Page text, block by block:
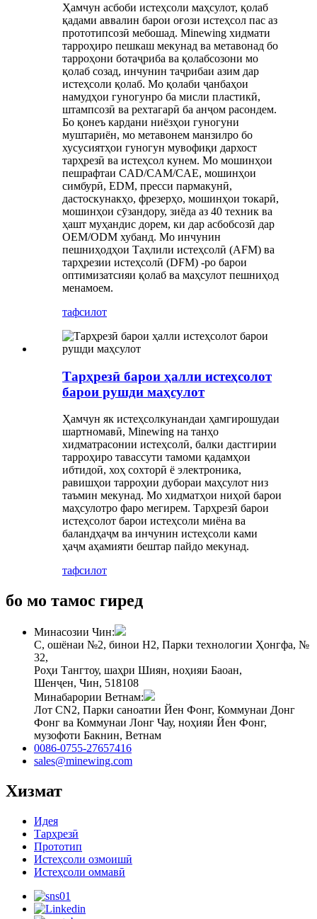
Ҳамчун асбоби истеҳсоли маҳсулот, қолаб
қадами аввалин барои оғози истеҳсол пас аз
прототипсозӣ мебошад. Minewing хидмати
тарроҳиро пешкаш мекунад ва метавонад бо
тарроҳони ботаҷриба ва қолабсозони мо
қолаб созад, инчунин таҷрибаи азим дар
истеҳсоли қолаб. Мо қолаби ҷанбаҳои
намудҳои гуногунро ба мисли пластикӣ,
штампсозӣ ва рехтагарӣ ба анҷом расондем.
Бо қонеъ кардани ниёзҳои гуногуни
муштариён, мо метавонем манзилро бо
хусусиятҳои гуногун мувофиқи дархост
тарҳрезӣ ва истеҳсол кунем. Мо мошинҳои
пешрафтаи CAD/CAM/CAE, мошинҳои
симбурӣ, EDM, пресси пармакунӣ,
дастоскунакҳо, фрезерҳо, мошинҳои токарӣ,
мошинҳои сӯзандору, зиёда аз 40 техник ва
ҳашт муҳандис дорем, ки дар асбобсозӣ дар
OEM/ODM хубанд. Мо инчунин
пешниҳодҳои Таҳлили истеҳсолӣ (AFM) ва
тарҳрезии истеҳсолӣ (DFM) -ро барои
оптимизатсияи қолаб ва маҳсулот пешниҳод
менамоем.
тафсилот
Тарҳрезӣ барои ҳалли истеҳсолот
барои рушди маҳсулот
Ҳамчун як истеҳсолкунандаи ҳамгирошудаи
шартномавӣ, Minewing на танҳо
хидматрасонии истеҳсолӣ, балки дастгирии
тарроҳиро тавассути тамоми қадамҳои
ибтидоӣ, хоҳ сохторӣ ё электроника,
равишҳои тарроҳии дубораи маҳсулот низ
таъмин мекунад. Мо хидматҳои ниҳоӣ барои
маҳсулотро фаро мегирем. Тарҳрезӣ барои
истеҳсолот барои истеҳсоли миёна ва
баландҳаҷм ва инчунин истеҳсоли ками
ҳаҷм аҳамияти бештар пайдо мекунад.
тафсилот
бо мо тамос гиред
Минасозии Чин:
C, ошёнаи №2, бинои H2, Парки технологии Ҳонгфа, №
32,
Роҳи Тангтоу, шаҳри Шиян, ноҳияи Баоан,
Шенҷен, Чин, 518108
Минабарории Ветнам:
Лот CN2, Парки саноатии Йен Фонг, Коммунаи Донг
Фонг ва Коммунаи Лонг Чау, ноҳияи Йен Фонг,
музофоти Бакнин, Ветнам
0086-0755-27657416
sales@minewing.com
Хизмат
Идея
Тарҳрезӣ
Прототип
Истеҳсоли озмоишӣ
Истеҳсоли оммавӣ